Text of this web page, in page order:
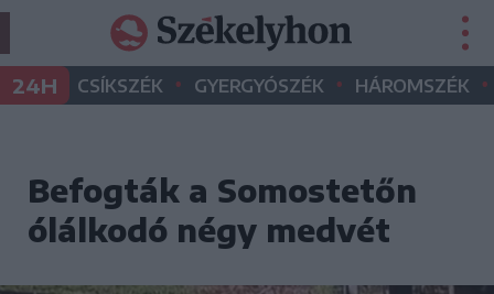
24H CSÍKSZÉK • GYERGYÓSZÉK • HÁROMSZÉK •
Befogták a Somostetőn
ólálkodó négy medvét